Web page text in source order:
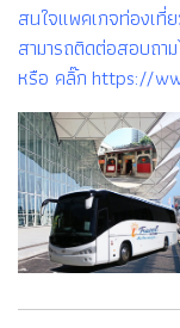
สนใจแพคเกจท่องเที่
สามารถติดต่อสอบถ
หรือ คลิ๊ก https://